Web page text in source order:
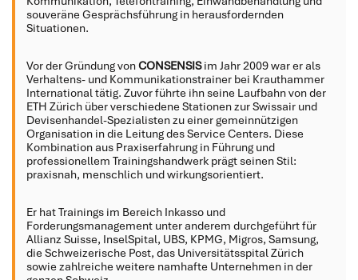
souveräne Gesprächsführung in herausfordernden
Situationen.
Vor der Gründung vonCONSENSISim Jahr 2009 war er als
Verhaltens- und Kommunikationstrainer bei Krauthammer
International tätig. Zuvor führte ihn seine Laufbahn von der
ETH Zürich über verschiedene Stationen zur Swissair und
Devisenhandel-Spezialisten zu einer gemeinnützigen
Organisation in die Leitung des Service Centers. Diese
Kombination aus Praxiserfahrung in Führung und
professionellem Trainingshandwerk prägt seinen Stil:
praxisnah, menschlich und wirkungsorientiert.
Er hat Trainings im Bereich Inkasso und
Forderungsmanagement unter anderem durchgeführt für
Allianz Suisse, InselSpital, UBS, KPMG, Migros, Samsung,
die Schweizerische Post, das Universitätsspital Zürich
sowie zahlreiche weitere namhafte Unternehmen in der